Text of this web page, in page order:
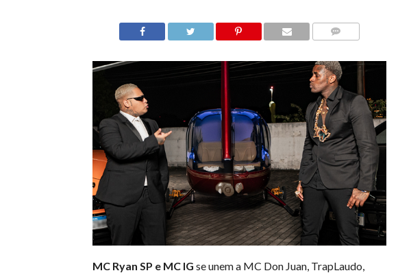
MC Ryan SP e MC IG se unem a MC Don Juan, TrapLaudo,